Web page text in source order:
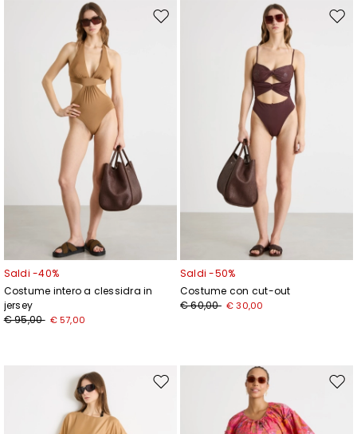
Sposta
Saldi -40%
Costume intero a clessidra in
jersey
€ 95,00 € 57,00
Saldi -50%
Costume con cut-out
€ 60,00 € 30,00
Sposta